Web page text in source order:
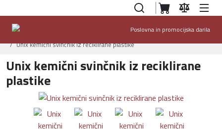
Poslovna in promocijska darila
Unix kemični svinčnik iz reciklirane plastike
Unix kemični svinčnik iz reciklirane
plastike